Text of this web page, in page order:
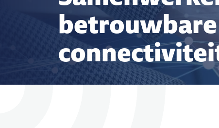
betrouwbare